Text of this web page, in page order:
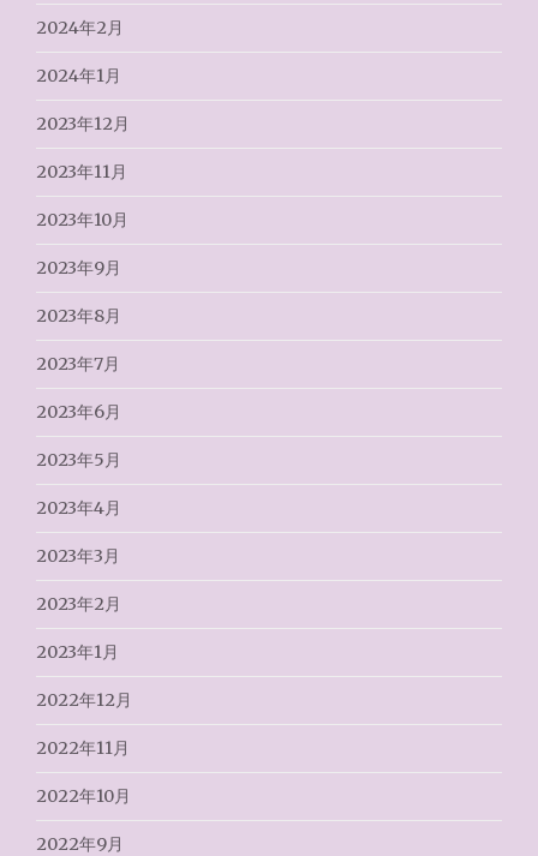
2024年2月
2024年1月
2023年12月
2023年11月
2023年10月
2023年9月
2023年8月
2023年7月
2023年6月
2023年5月
2023年4月
2023年3月
2023年2月
2023年1月
2022年12月
2022年11月
2022年10月
2022年9月